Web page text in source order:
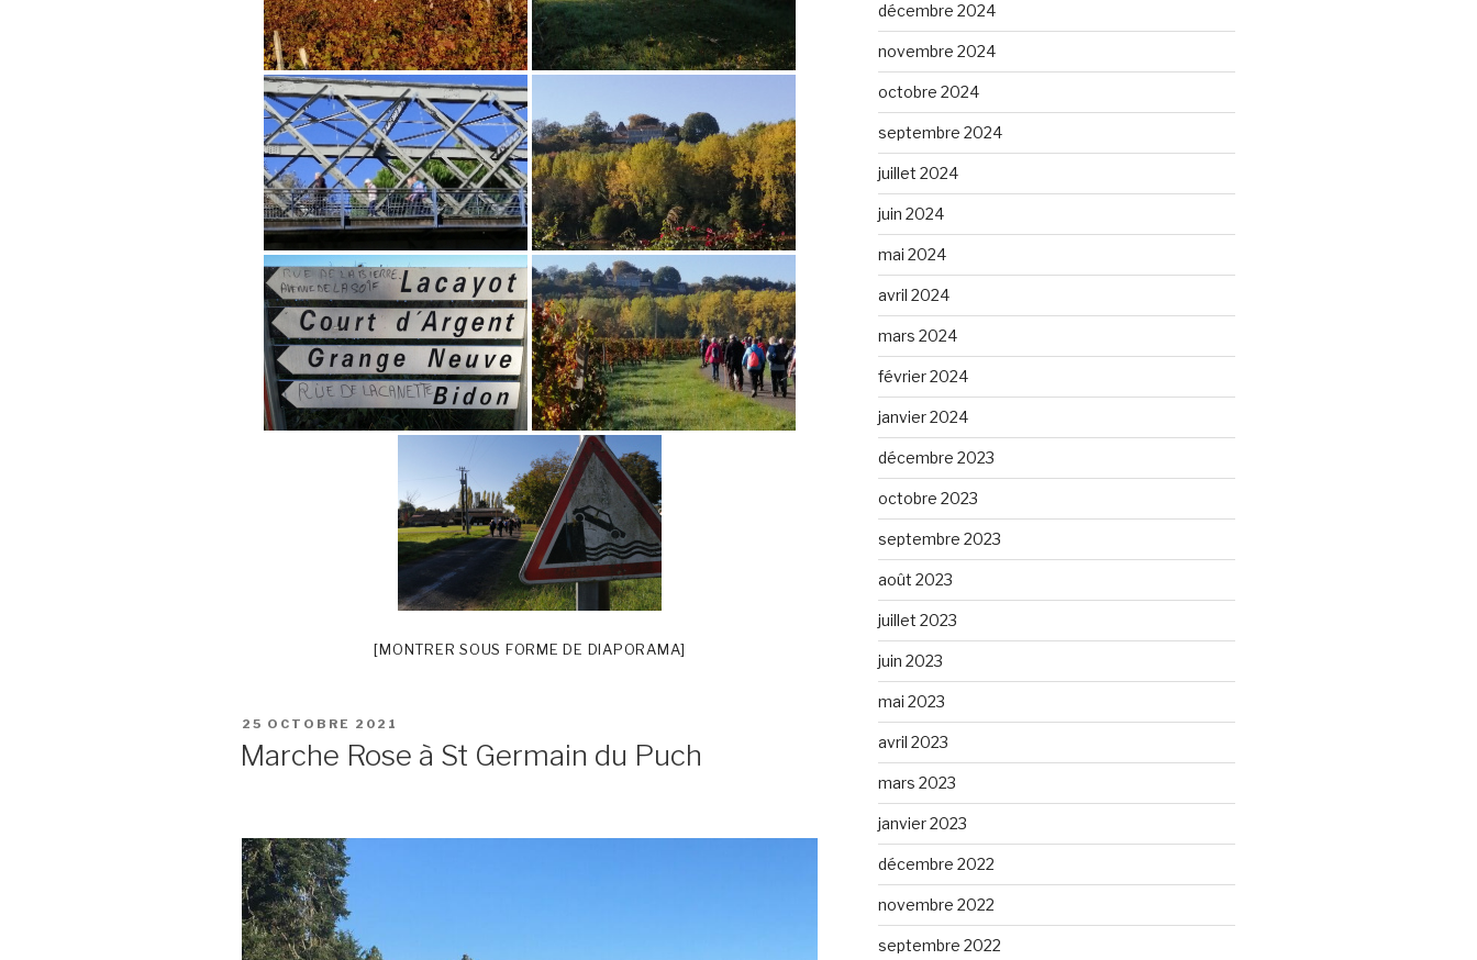
[MONTRER SOUS FORME DE DIAPORAMA]
PUBLIÉ
25 OCTOBRE 2021
Marche Rose à St Germain du Puch
décembre 2024
novembre 2024
octobre 2024
septembre 2024
juillet 2024
juin 2024
mai 2024
avril 2024
mars 2024
février 2024
janvier 2024
décembre 2023
octobre 2023
septembre 2023
août 2023
juillet 2023
juin 2023
mai 2023
avril 2023
mars 2023
janvier 2023
décembre 2022
novembre 2022
septembre 2022